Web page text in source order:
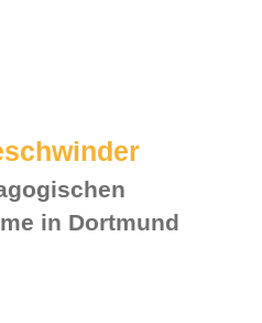
in Dortmund